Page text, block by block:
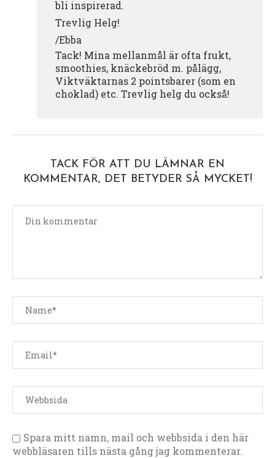
bli inspirerad.
Trevlig Helg!
/Ebba
Tack! Mina mellanmål är ofta frukt,
smoothies, knäckebröd m. pålägg,
Viktväktarnas 2 pointsbarer (som en
choklad) etc. Trevlig helg du också!
TACK FÖR ATT DU LÄMNAR EN
KOMMENTAR, DET BETYDER SÅ MYCKET!
Spara mitt namn, mail och webbsida i den här
webbläsaren tills nästa gång jag kommenterar.